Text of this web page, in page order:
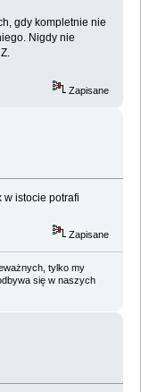
gdy kompletnie nie
Nigdy nie
Zapisane
w istocie potrafi
Zapisane
tylko my
się w naszych